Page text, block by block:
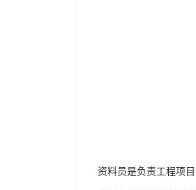
资料员是负责工程项